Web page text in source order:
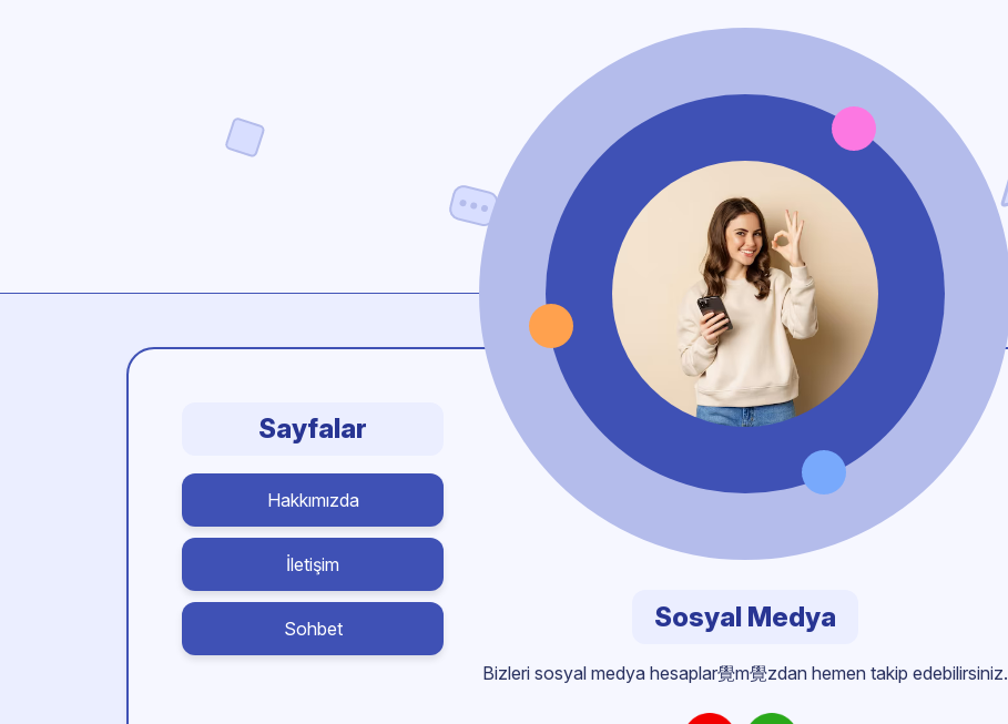
Sayfalar
Hakkımızda
İletişim
Sohbet Sosyal Medya
Bizleri sosyal medya hesaplar覺m覺zdan hemen takip edebilirsiniz.